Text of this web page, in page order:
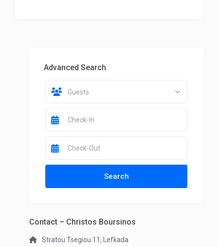
Advanced Search
Guests
Contact – Christos Boursinos
Stratou Tsegiou 11, Lefkada